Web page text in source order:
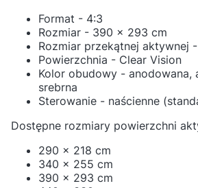
Format - 4:3
Rozmiar - 390 x 293 cm
Rozmiar przekątnej aktywnej
Powierzchnia - Clear Vision
Kolor obudowy - anodowana,
srebrna
Sterowanie - naścienne
Dostępne rozmiary powierzchni
290 x 218 cm
340 x 255 cm
390 x 293 cm